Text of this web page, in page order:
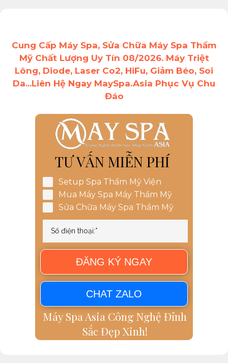
Cung Cấp Máy Spa, Sửa Chữa Máy Spa Thẩm
Mỹ Chất Lượng Uy Tín 08/2026. Máy Triệt
Lông, Diode, Laser Co2, HiFu, Giảm Béo, Soi
Da...Liên Hệ Ngay MaySpa.Asia Phục Vụ Chu
Đáo
TƯ VẤN MIỄN PHÍ
Máy Spa Asia Công Nghệ Đỉnh
Sắc Đẹp Xinh!
ĐĂNG KÝ NGAY
Setup Spa Thẩm Mỹ Viện
Mua Máy Spa Máy Thẩm Mỹ
Sửa Chữa Máy Spa Thẩm Mỹ
CHAT ZALO